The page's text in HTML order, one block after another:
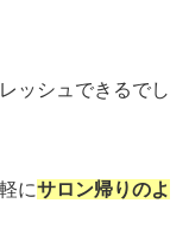
ッシュできるでし
にサロン帰りのよ